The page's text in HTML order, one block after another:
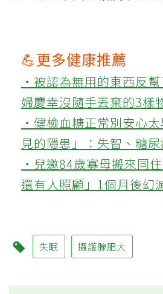
💪更多健康推薦
‧被認為無用的東西反
婦慶幸沒隨手丟棄的3樣
‧健檢血糖正常別安心
見的隱患」：失智、糖
‧兒邀84歲寡母搬來同
還有人照顧」1個月後幻
失眠 攝護腺肥大